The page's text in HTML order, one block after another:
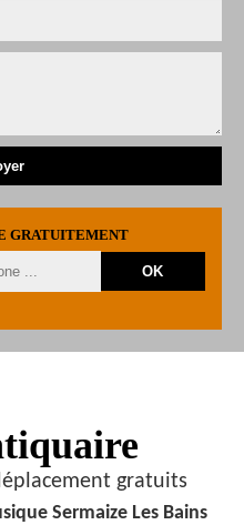
GRATUITEMENT
gratuits
Sermaize Les Bains